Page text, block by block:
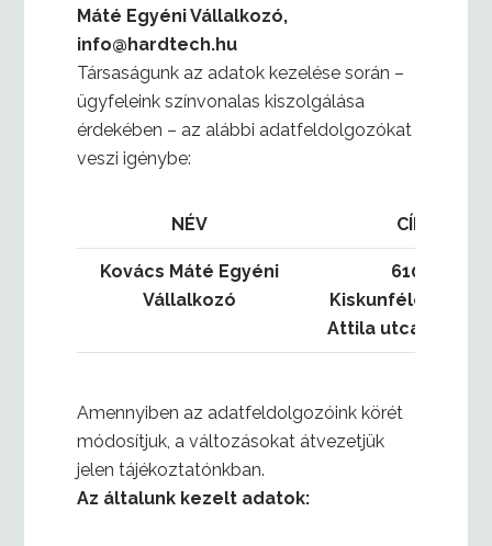
Máté Egyéni Vállalkozó,
info@hardtech.hu
Társaságunk az adatok kezelése során –
ügyfeleink színvonalas kiszolgálása
érdekében – az alábbi adatfeldolgozókat
veszi igénybe:
NÉV CÍM
Kovács Máté Egyéni
Vállalkozó
6100
Attila utca 1-3. 2/
Amennyiben az adatfeldolgozóink körét
módosítjuk, a változásokat átvezetjük
jelen tájékoztatónkban.
Az általunk kezelt adatok: